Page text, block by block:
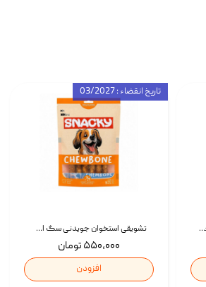
تشویقی استخوان جویدنی سگ اسنکی کرانچی با طعم مرغ Snacky Crunchy Munchy وزن 100 گرم
۵۵۰,۰۰۰ تومان
افزودن
تاریخ انقضاء : 03/2027
تشویقی گربه درمانی کرانچ اسنکی با طعم میکس Snacky Crunch Cat Treats وزن 60 گرم بسته 4 عددی